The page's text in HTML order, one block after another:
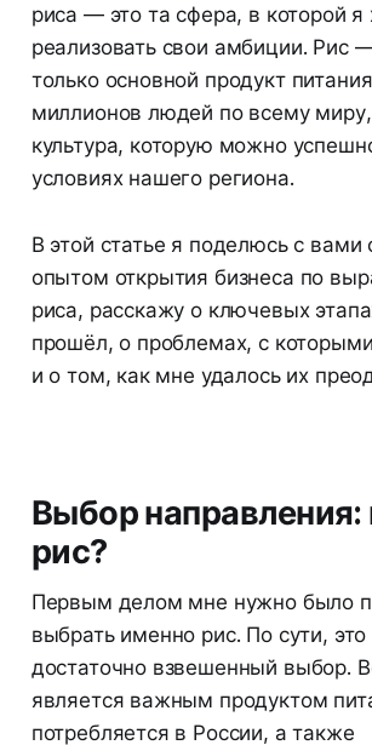
риса — это та сфера, в которой я
реализовать свои амбиции. Рис
только основной продукт
миллионов людей по всему
культура, которую можно
условиях нашего региона.
В этой статье я поделюсь с вами
опытом открытия бизнеса по
риса, расскажу о ключевых
прошёл, о проблемах, с
и о том, как мне удалось их
Выбор направления:
рис?
Первым делом мне нужно было
выбрать именно рис. По сути,
достаточно взвешенный выбор.
является важным продуктом
потребляется в России, а также